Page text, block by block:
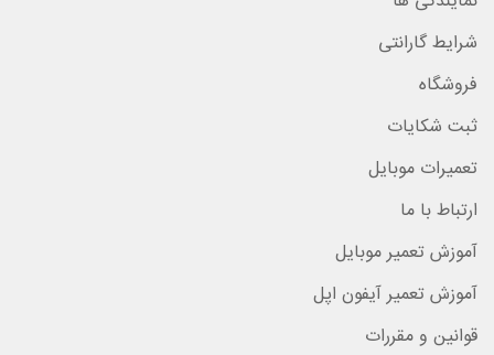
شرایط گارانتی
فروشگاه
ثبت شکایات
تعمیرات موبایل
ارتباط با ما
آموزش تعمیر موبایل
آموزش تعمیر آیفون اپل
قوانین و مقررات